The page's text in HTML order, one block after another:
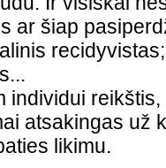
ar šiap
individui
atsakingas už
likimu.